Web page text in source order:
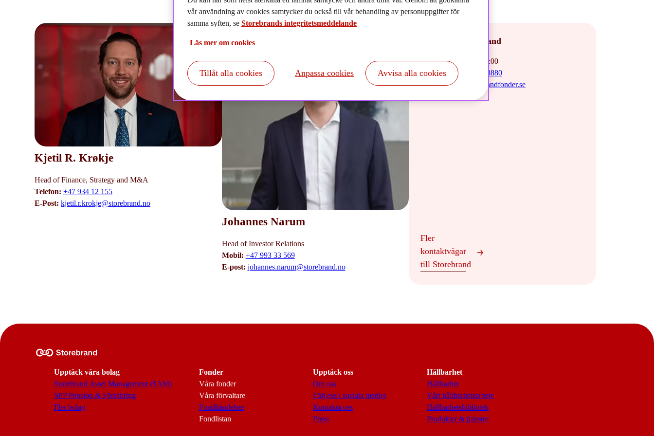
Kjetil R. Krøkje
Head of Finance, Strategy and M&A
Telefon: +47 934 12 155
E-Post: kjetil.r.krokje@storebrand.no
Johannes Narum
Head of Investor Relations
Mobil: +47 993 33 569
E-post: johannes.narum@storebrand.no
Kontakta Storebrand
Vardagar:
08:00 - 16:00
Telefon:
+47 915 08880
E-post: info@storebrandfonder.se
Fler
kontaktvägar
till Storebrand
Upptäck våra bolag
Storebrand Asset Management (SAM)
SPP Pension & Försäkring
Fler bolag
Fonder
Våra fonder
Våra förvaltare
Fondhändelser
Fondlistan
Upptäck oss
Om oss
Följ oss i sociala medier
Kontakta oss
Press
Hållbarhet
Hållbarhet
Vårt hållbarhetsarbete
Hållbarhetsbibliotek
Produkter & tjänster
vår användning av cookies samtycker du också till vår behandling av personuppgifter för
samma syften, se Storebrands integritetsmeddelande
Läs mer om cookies
Anpassa cookies Avvisa alla cookies
Tillåt alla cookies